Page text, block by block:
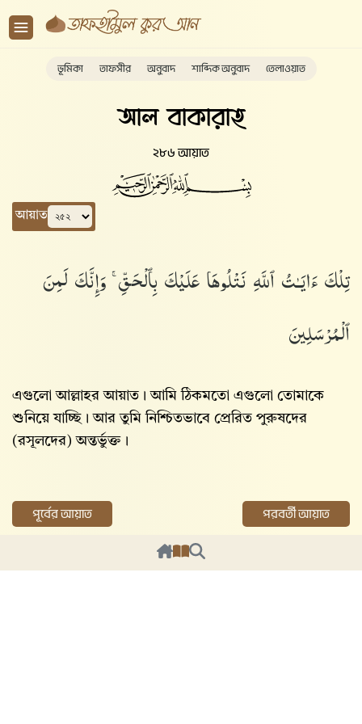
ভূমিকা তাফসীর অনুবাদ শাব্দিক অনুবাদ তেলাওয়াত
আল বাকারাহ
২৮৬ আয়াত
আয়াত
تِلْكَ ءَايَـٰتُ ٱللَّهِ نَتْلُوهَا عَلَيْكَ بِٱلْحَقِّ ۚ وَإِنَّكَ لَمِنَ
ٱلْمُرْسَلِينَ
এগুলো আল্লাহর আয়াত। আমি ঠিকমতো এগুলো তোমাকে
শুনিয়ে যাচ্ছি। আর তুমি নিশ্চিতভাবে প্রেরিত পুরুষদের
(রসূলদের) অন্তর্ভুক্ত।
পূর্বের আয়াত পরবর্তী আয়াত